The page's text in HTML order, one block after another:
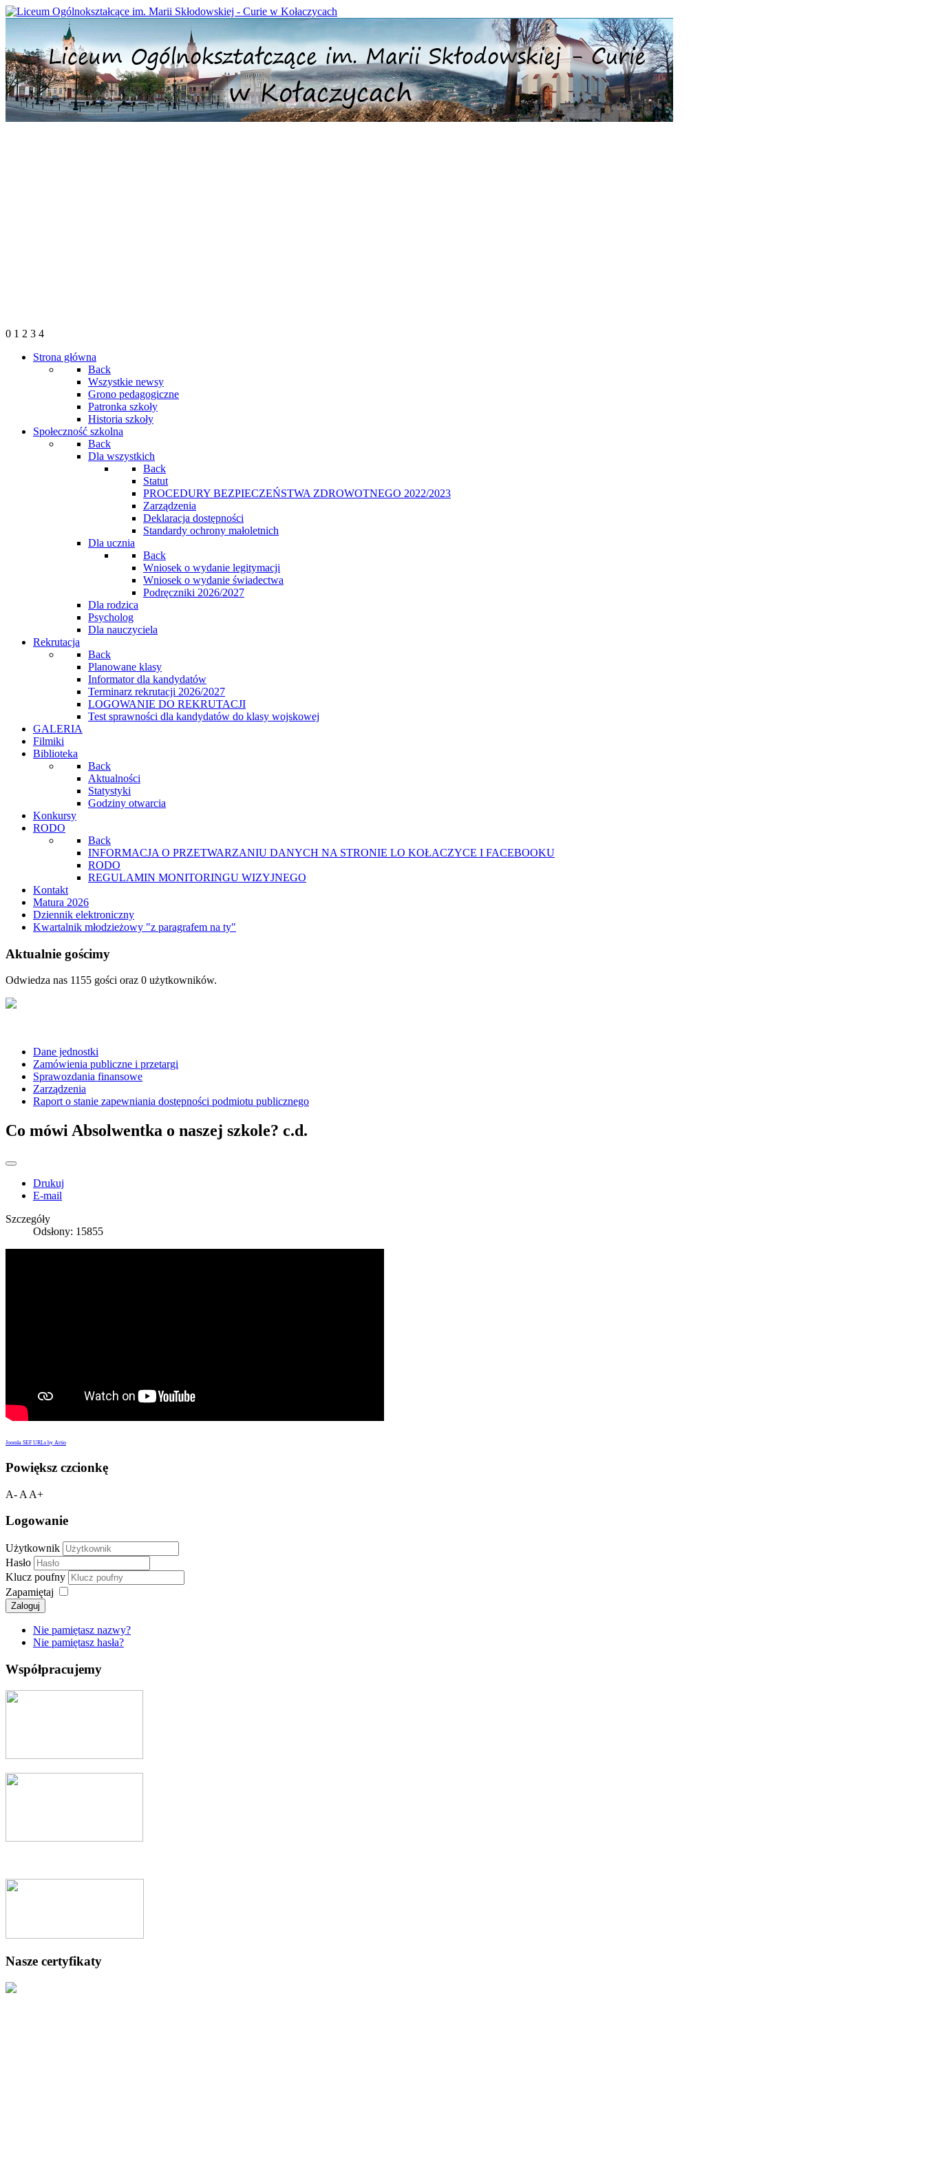
0 1 2 3 4
Strona główna
Back
Wszystkie newsy
Grono pedagogiczne
Patronka szkoły
Historia szkoły
Społeczność szkolna
Back
Dla wszystkich
Back
Statut
PROCEDURY BEZPIECZEŃSTWA ZDROWOTNEGO 2022/2023
Zarządzenia
Deklaracja dostępności
Standardy ochrony małoletnich
Dla ucznia
Back
Wniosek o wydanie legitymacji
Wniosek o wydanie świadectwa
Podręczniki 2026/2027
Dla rodzica
Psycholog
Dla nauczyciela
Rekrutacja
Back
Planowane klasy
Informator dla kandydatów
Terminarz rekrutacji 2026/2027
LOGOWANIE DO REKRUTACJI
Test sprawności dla kandydatów do klasy wojskowej
GALERIA
Filmiki
Biblioteka
Back
Aktualności
Statystyki
Godziny otwarcia
Konkursy
RODO
Back
INFORMACJA O PRZETWARZANIU DANYCH NA STRONIE LO KOŁACZYCE I FACEBOOKU
RODO
REGULAMIN MONITORINGU WIZYJNEGO
Kontakt
Matura 2026
Dziennik elektroniczny
Kwartalnik młodzieżowy "z paragrafem na ty"
Aktualnie gościmy
Odwiedza nas 1155 gości oraz 0 użytkowników.
Dane jednostki
Zamówienia publiczne i przetargi
Sprawozdania finansowe
Zarządzenia
Raport o stanie zapewniania dostępności podmiotu publicznego
Co mówi Absolwentka o naszej szkole? c.d.
Drukuj
E-mail
Szczegóły
Odsłony: 15855
Joomla SEF URLs by Artio
Powiększ czcionkę
A- A A+
Logowanie
Użytkownik
Hasło
Klucz poufny
Zapamiętaj
Zaloguj
Nie pamiętasz nazwy?
Nie pamiętasz hasła?
Współpracujemy
Nasze certyfikaty